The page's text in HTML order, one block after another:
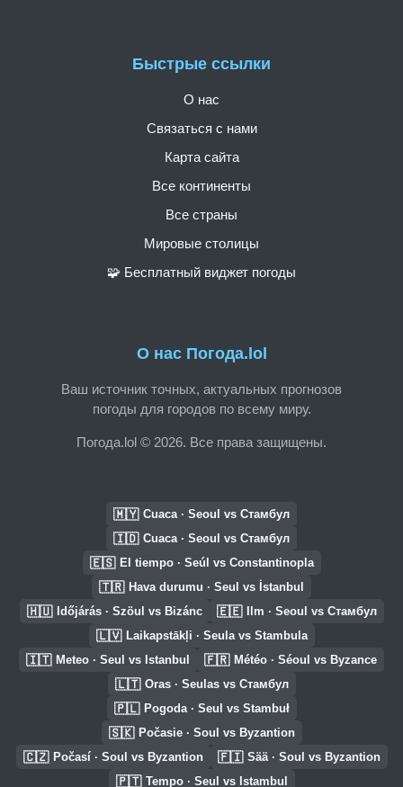
О нас Погода.lol
Ваш источник точных, актуальных прогнозов
погоды для городов по всему миру.
Погода.lol © 2026. Все права защищены.
Быстрые ссылки
О нас
Связаться с нами
Карта сайта
Все континенты
Все страны
Мировые столицы
🧩 Бесплатный виджет погоды
🇲🇾 Cuaca · Seoul vs Стамбул
🇮🇩 Cuaca · Seoul vs Стамбул
🇪🇸 El tiempo · Seúl vs Constantinopla
🇹🇷 Hava durumu · Seul vs İstanbul
🇭🇺 Időjárás · Szöul vs Bizánc 🇪🇪 Ilm · Seoul vs Стамбул
🇱🇻 Laikapstākļi · Seula vs Stambula
🇮🇹 Meteo · Seul vs Istanbul 🇫🇷 Météo · Séoul vs Byzance
🇱🇹 Oras · Seulas vs Стамбул
🇵🇱 Pogoda · Seul vs Stambuł
🇸🇰 Počasie · Soul vs Byzantion
🇨🇿 Počasí · Soul vs Byzantion 🇫🇮 Sää · Soul vs Byzantion
🇵🇹 Tempo · Seul vs Istambul